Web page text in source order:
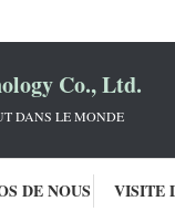
Co., Ltd.
DANS LE MONDE
DE NOUS VISITE